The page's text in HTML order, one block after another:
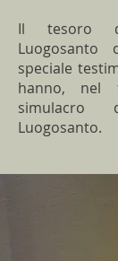
Il tesoro
Luogosanto
speciale
hanno, nel
simulacro
Luogosanto.